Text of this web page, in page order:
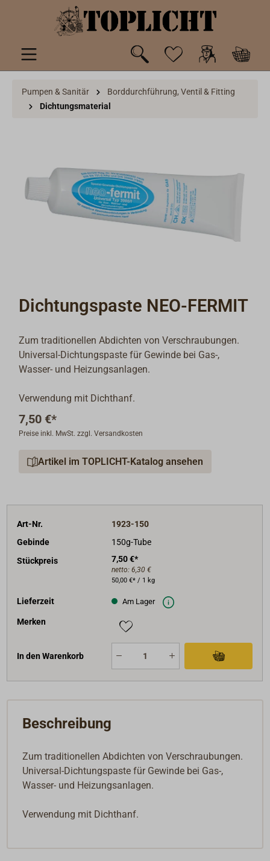
springen
Pumpen & Sanitär
Borddurchführung, Ventil & Fitting
Dichtungsmaterial
Dichtungspaste NEO-FERMIT
Zum traditionellen Abdichten von Verschraubungen.
Universal-Dichtungspaste für Gewinde bei Gas-,
Wasser- und Heizungsanlagen.
Verwendung mit Dichthanf.
7,50 €*
Preise inkl. MwSt. zzgl. Versandkosten
Artikel im TOPLICHT-Katalog ansehen
Art-Nr.
1923-150
Gebinde
150g-Tube
Stückpreis
7,50 €*
netto: 6,30 €
50,00 €* / 1 kg
Lieferzeit Am Lager
Merken
In den Warenkorb
Beschreibung
Zum traditionellen Abdichten von Verschraubungen.
Universal-Dichtungspaste für Gewinde bei Gas-,
Wasser- und Heizungsanlagen.
Verwendung mit Dichthanf.